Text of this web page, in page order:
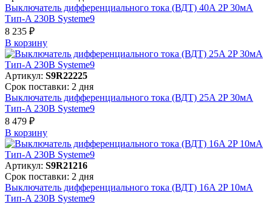
Выключатель дифференциального тока (ВДТ) 40A 2P 30мА
Тип-A 230В Systeme9
8 235 ₽
В корзинy
Артикул: S9R22225
Срок поставки: 2 дня
Выключатель дифференциального тока (ВДТ) 25A 2P 30мА
Тип-A 230В Systeme9
8 479 ₽
В корзинy
Артикул: S9R21216
Срок поставки: 2 дня
Выключатель дифференциального тока (ВДТ) 16A 2P 10мА
Тип-A 230В Systeme9